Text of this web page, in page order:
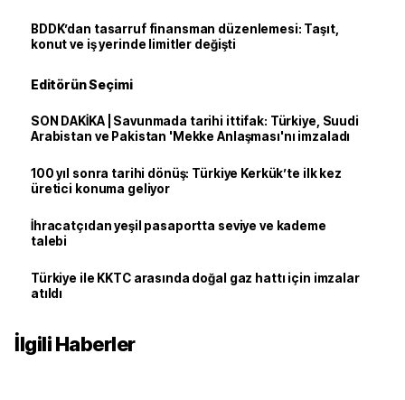
BDDK’dan tasarruf finansman düzenlemesi: Taşıt,
konut ve iş yerinde limitler değişti
Editörün Seçimi
SON DAKİKA | Savunmada tarihi ittifak: Türkiye, Suudi
Arabistan ve Pakistan 'Mekke Anlaşması'nı imzaladı
100 yıl sonra tarihi dönüş: Türkiye Kerkük’te ilk kez
üretici konuma geliyor
İhracatçıdan yeşil pasaportta seviye ve kademe
talebi
Türkiye ile KKTC arasında doğal gaz hattı için imzalar
atıldı
İlgili Haberler